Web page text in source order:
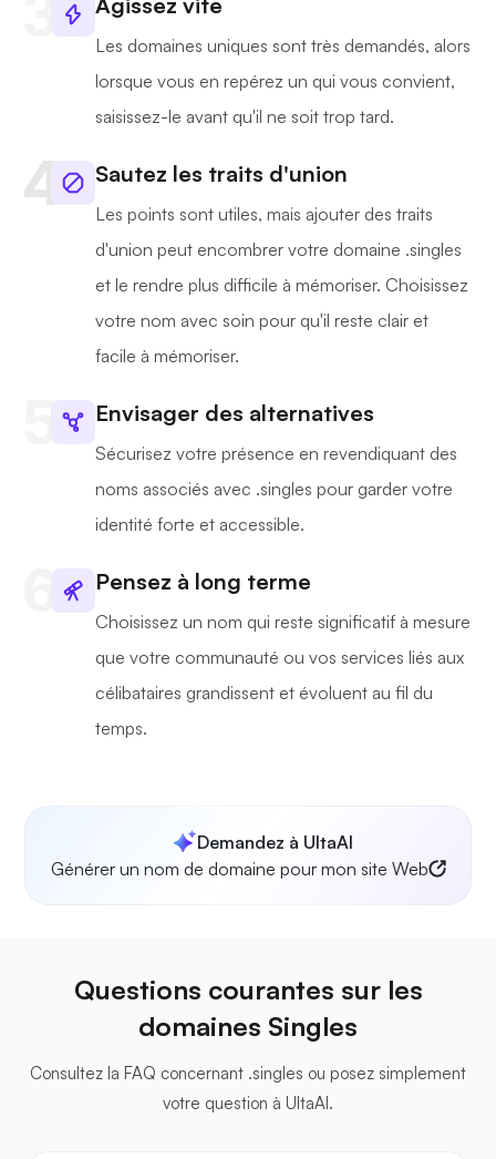
Les domaines uniques sont très demandés, alors
lorsque vous en repérez un qui vous convient,
saisissez-le avant qu'il ne soit trop tard.
Sautez les traits d'union
Les points sont utiles, mais ajouter des traits
d'union peut encombrer votre domaine .singles
et le rendre plus difficile à mémoriser. Choisissez
votre nom avec soin pour qu'il reste clair et
facile à mémoriser.
Envisager des alternatives
Sécurisez votre présence en revendiquant des
noms associés avec .singles pour garder votre
identité forte et accessible.
Pensez à long terme
Choisissez un nom qui reste significatif à mesure
que votre communauté ou vos services liés aux
célibataires grandissent et évoluent au fil du
temps.
Demandez à UltaAI
Générer un nom de domaine pour mon site Web
Questions courantes sur les
domaines Singles
Consultez la FAQ concernant .singles ou posez simplement
votre question à UltaAI.